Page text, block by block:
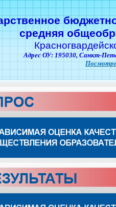
средняя
Адрес ОУ: 195030, Санкт-